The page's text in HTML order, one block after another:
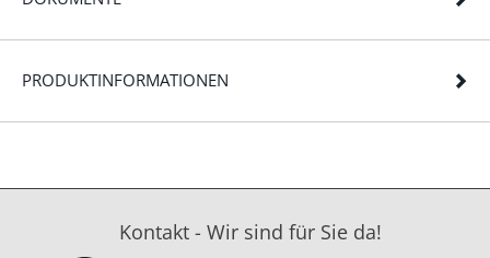
PRODUKTINFORMATIONEN
Kontakt - Wir sind für Sie da!